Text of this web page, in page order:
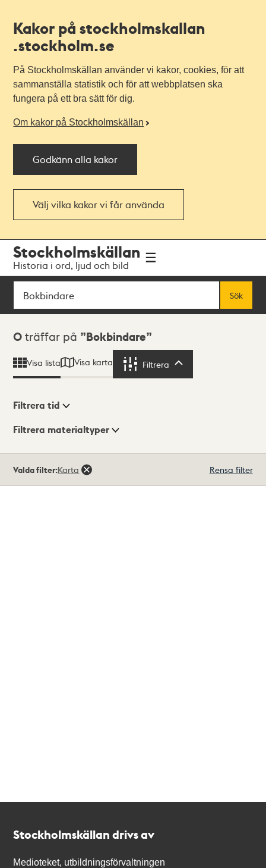
Kakor på stockholmskallan
.stockholm.se
På Stockholmskällan använder vi kakor, cookies, för att
sammanställa statistik och för att webbplatsen ska
fungera på ett bra sätt för dig.
Om kakor på Stockholmskällan
Godkänn alla kakor
Välj vilka kakor vi får använda
navigationen
huvudinnehållet
Stockholmskällan
Historia i ord, ljud och bild
Sök
Sök
Sökresultat
0 träffar på Bokbindare
Visa lista Visa karta Filtrera
Visningsläge
Filtrera tid
Filtrera materialtyper
träffar
Valda filter:Karta Rensa filter
Stockholmskällan drivs av
Medioteket, utbildningsförvaltningen